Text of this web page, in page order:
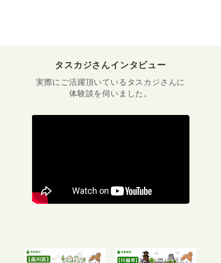
タスカジさんインタビュー
実際にご活躍頂いているタスカジさんに
体験談を伺いました。